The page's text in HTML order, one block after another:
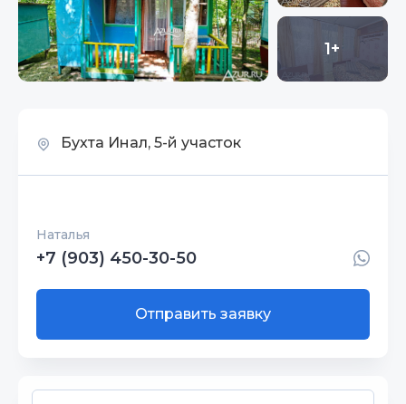
1+
Бухта Инал, 5-й участок
Наталья
+7 (903) 450-30-50
Отправить заявку